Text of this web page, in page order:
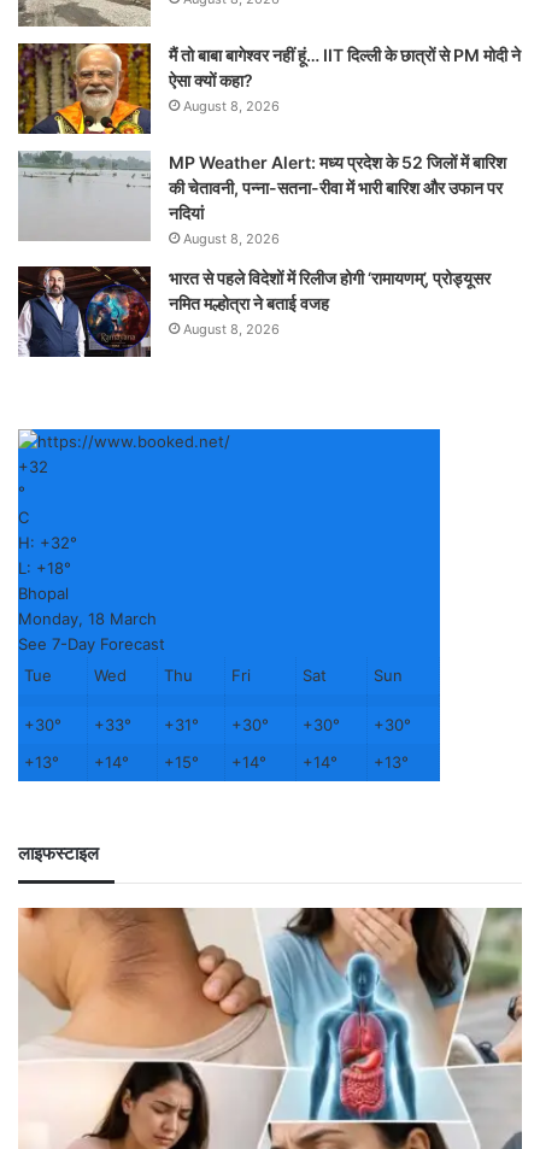
मैं तो बाबा बागेश्वर नहीं हूं… IIT दिल्ली के छात्रों से PM मोदी ने
ऐसा क्यों कहा?
August 8, 2026
MP Weather Alert: मध्य प्रदेश के 52 जिलों में बारिश
की चेतावनी, पन्ना-सतना-रीवा में भारी बारिश और उफान पर
नदियां
August 8, 2026
भारत से पहले विदेशों में रिलीज होगी ‘रामायणम्’, प्रोड्यूसर
नमित मल्होत्रा ने बताई वजह
August 8, 2026
+32
°
C
H: +32°
L: +18°
Bhopal
Monday, 18 March
See 7-Day Forecast
Tue
Wed Thu Fri Sat Sun
+30° +33° +31° +30° +30° +30°
+13° +14° +15° +14° +14° +13°
लाइफस्टाइल